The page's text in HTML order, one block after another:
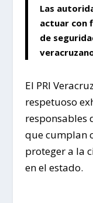
Las
actuar con
de
El PRI
respetuoso
responsables
que cumplan
proteger a la
en el estado.